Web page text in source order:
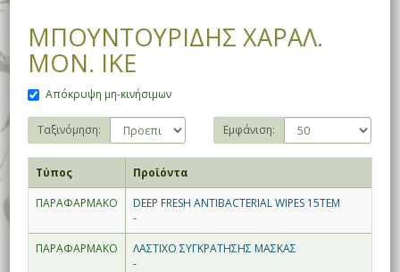
ΜΠΟΥΝΤΟΥΡΙΔΗΣ ΧΑΡΑΛ.
ΜΟΝ. ΙΚΕ
Απόκρυψη μη-κινήσιμων
Ταξινόμηση: Εμφάνιση:
Τύπος
Προϊόντα
ΠΑΡΑΦΑΡΜΑΚΟ
DEEP FRESH ANTIBACTERIAL WIPES 15ΤΕΜ
-
ΠΑΡΑΦΑΡΜΑΚΟ
ΛΑΣΤΙΧΟ ΣΥΓΚΡΑΤΗΣΗΣ ΜΑΣΚΑΣ
-